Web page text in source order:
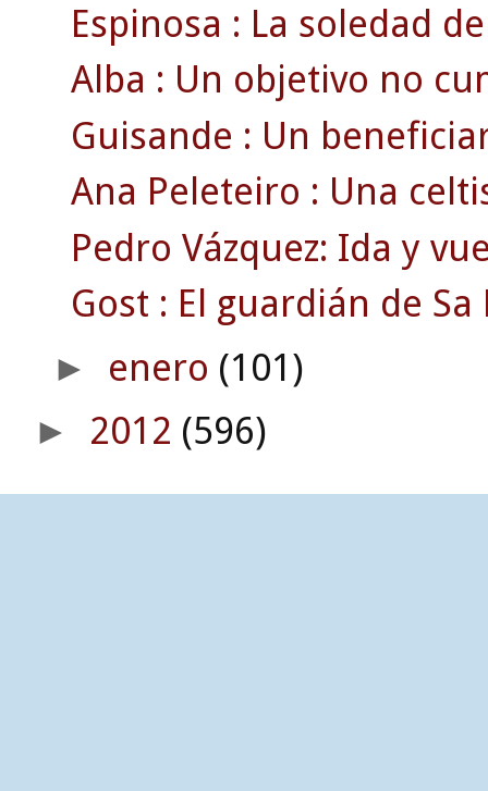
Espinosa : La soledad
Alba : Un objetivo no
Guisande : Un
Ana Peleteiro : Una
Pedro Vázquez: Ida y
Gost : El guardián de Sa
► enero (101)
► 2012 (596)